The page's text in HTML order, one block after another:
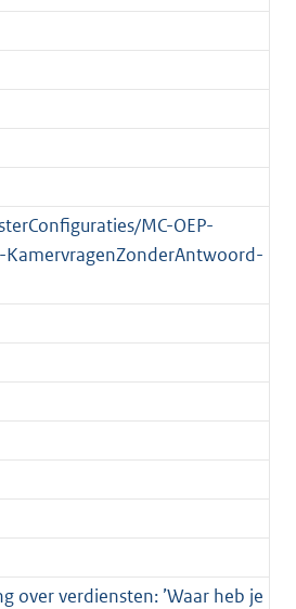
MC-OEP-
over verdiensten: ’Waar heb je